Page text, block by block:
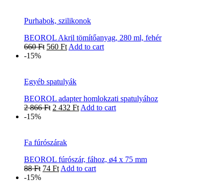
Purhabok, szilikonok
BEOROL Akril tömítőanyag, 280 ml, fehér
660Ft 560 Ft Add to cart
-15%
Egyéb spatulyák
BEOROL adapter homlokzati spatulyához
2 866Ft 2 432 Ft Add to cart
-15%
Fa fúrószárak
BEOROL fúrószár, fához, ø4 x 75 mm
88Ft 74 Ft Add to cart
-15%